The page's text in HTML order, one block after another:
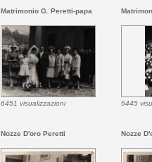
Matrimonio G. Peretti-papa
6451 visualizzazioni 6445
Nozze D'oro Peretti Nozze